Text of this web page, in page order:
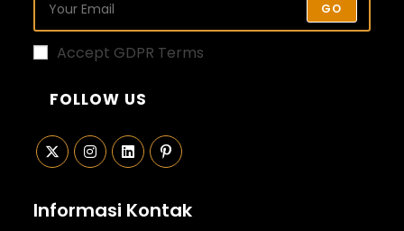
GO
Accept GDPR Terms
FOLLOW US
in
in
Informasi Kontak